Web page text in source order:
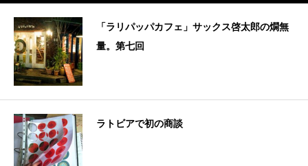
「ラリパッパカフェ」サックス啓太郎の燗無
量。第七回
ラトビアで初の商談